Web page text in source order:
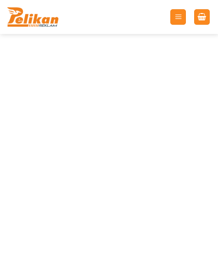
İçeriğe
atla